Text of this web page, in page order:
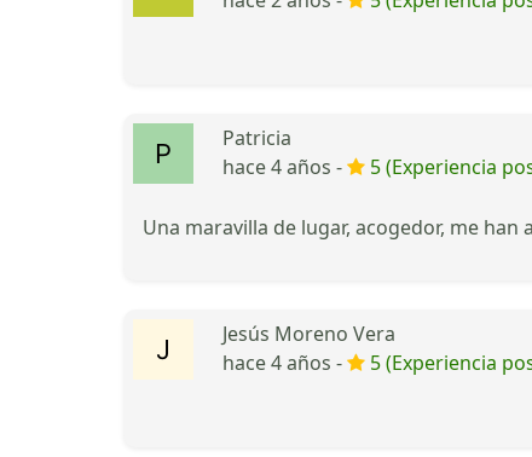
Patricia
hace 4 años -
5 (Experiencia
Una maravilla de lugar, acogedor, me
Jesús Moreno Vera
hace 4 años -
5 (Experiencia